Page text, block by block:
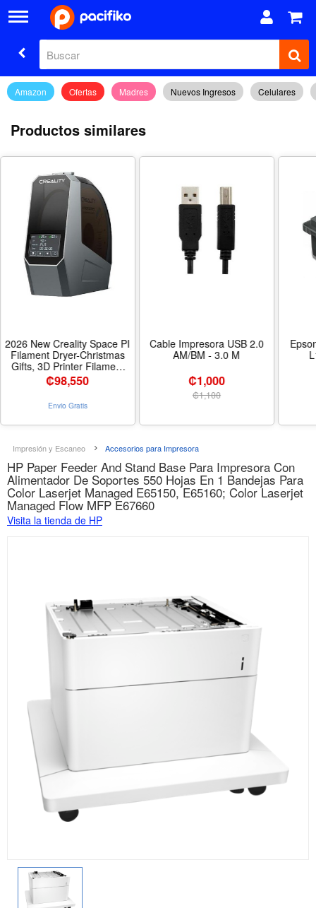
Amazon Ofertas Madres Nuevos Ingresos Celulares
Productos similares
2026 New Creality Space PI
Filament Dryer-Christmas
Gifts, 3D Printer Filament
Dryer Box with 360°
Heating, Upgraded Filament
Dehydrator Storage Box
Support Nylon ABS PETG
PLA TPU 1.75/2.85mm -
₡98,550
Envio Gratis
Cable Impresora USB 2.0
AM/BM - 3.0 M
₡1,000
₡1,100
Impresión y Escaneo Accesorios para Impresora
HP Paper Feeder And Stand Base Para Impresora Con
Alimentador De Soportes 550 Hojas En 1 Bandejas Para
Color Laserjet Managed E65150, E65160; Color Laserjet
Managed Flow MFP E67660
Visita la tienda de HP